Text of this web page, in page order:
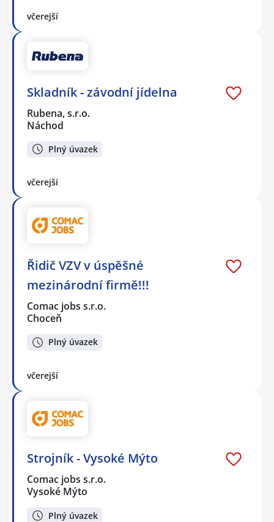
včerejší
Skladník - závodní jídelna
Rubena, s.r.o.
Náchod
Plný úvazek
včerejší
Řidič VZV v úspěšné
mezinárodní firmě!!!
Comac jobs s.r.o.
Choceň
Plný úvazek
včerejší
Strojník - Vysoké Mýto
Comac jobs s.r.o.
Vysoké Mýto
Plný úvazek